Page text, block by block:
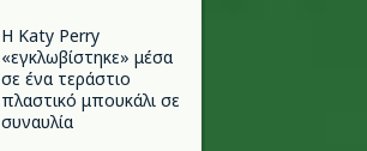
H Katy Perry
«εγκλωβίστηκε» μέσα
σε ένα τεράστιο
πλαστικό μπουκάλι σε
συναυλία